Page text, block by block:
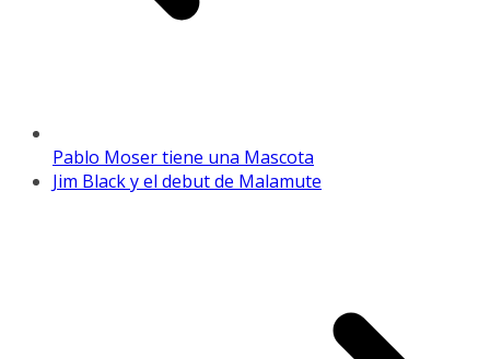
Pablo Moser tiene una Mascota
Jim Black y el debut de Malamute